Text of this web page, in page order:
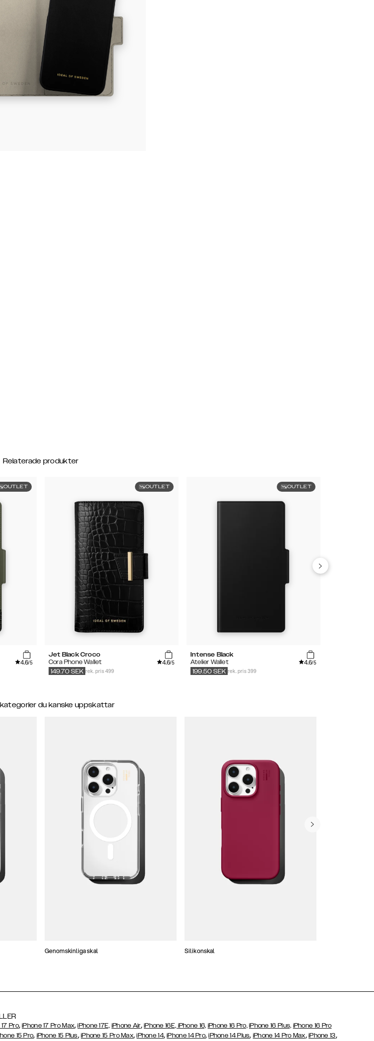
Relaterade produkter
OUTLET
4.6/5
OUTLET
Jet Black Croco
Cora Phone Wallet
4.6/5
rek. pris 499
149.70 SEK
OUTLET
Intense Black
Atelier Wallet
4.6/5
rek. pris 399
199.50 SEK
du kanske uppskattar
Genomskinliga skal Silikonskal
Pro,iPhone 17 Pro Max,iPhone 17E, iPhone Air, iPhone 16E, iPhone 16, iPhone 16 Pro, iPhone 16 Plus, iPhone 16 Pro
15 Pro, iPhone 15 Plus, iPhone 15 Pro Max,iPhone 14,iPhone 14 Pro,iPhone 14 Plus, iPhone 14 Pro Max, iPhone 13,